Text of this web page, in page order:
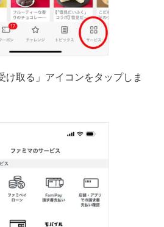
け取る」アイコンをタップしま